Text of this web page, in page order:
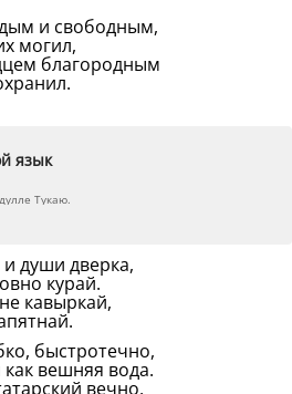
и свободным,
могил,
благородным
язык
Тукаю.
души дверка,
курай.
кавыркай,
быстротечно,
вешняя вода.
вечно,